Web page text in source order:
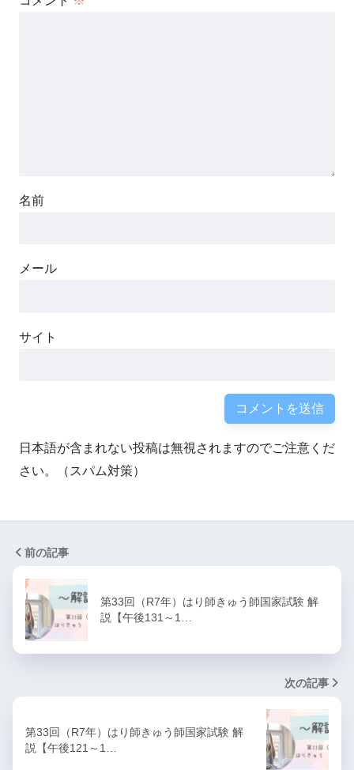
名前
メール
サイト
日本語が含まれない投稿は無視されますのでご注意くだ
さい。（スパム対策）
前の記事
第33回（R7年）はり師きゅう師国家試験 解
説【午後131～1…
次の記事
第33回（R7年）はり師きゅう師国家試験 解
説【午後121～1…